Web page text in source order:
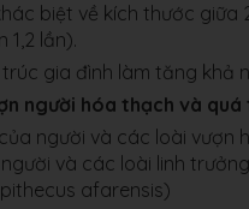
biệt về kích thước
1,2 lần).
gia đình làm tăng khả
người hóa thạch và
người và các loài vượn
và các loài linh
afarensis)